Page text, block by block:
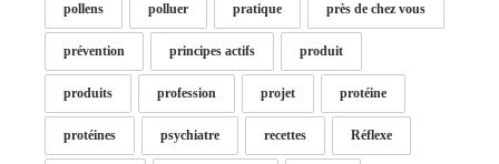
pollens polluer pratique près de chez vous
prévention principes actifs produit
produits profession projet protéine
protéines psychiatre recettes Réflexe